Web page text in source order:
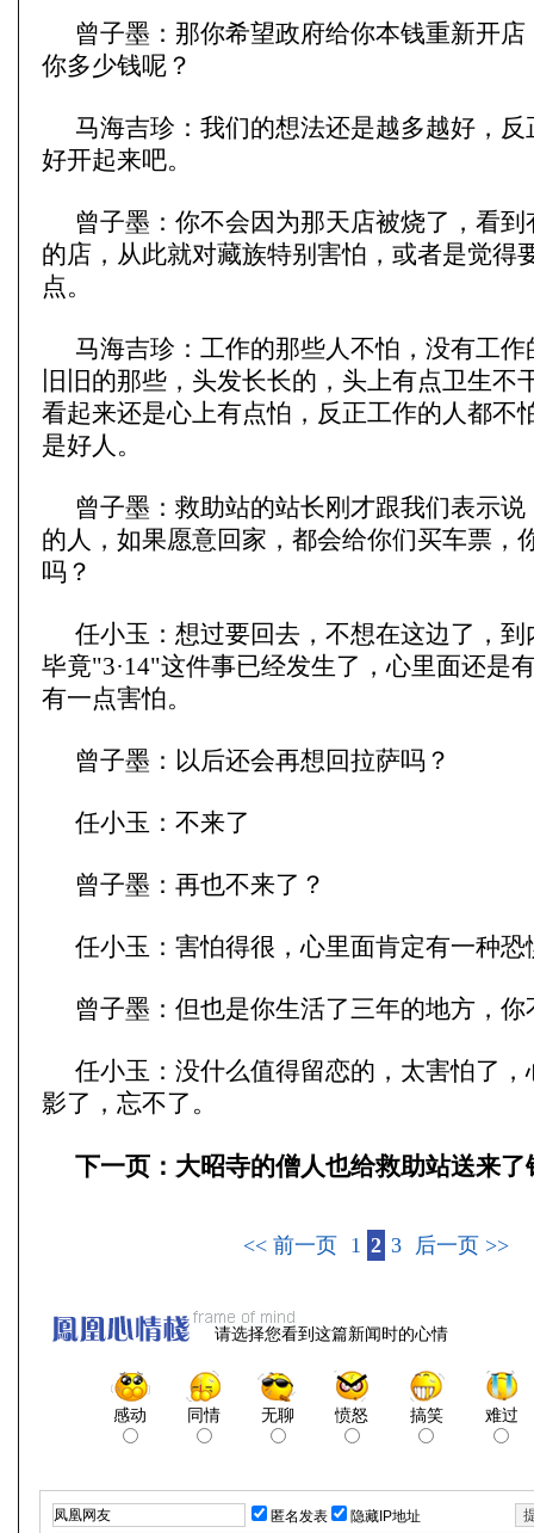
曾子墨：那你希望政府给你本钱重新开
你多少钱呢？
马海吉珍：我们的想法还是越多越好，
好开起来吧。
曾子墨：你不会因为那天店被烧了，看
的店，从此就对藏族特别害怕，或者是觉得
点。
马海吉珍：工作的那些人不怕，没有工
旧旧的那些，头发长长的，头上有点卫生不
看起来还是心上有点怕，反正工作的人都不
是好人。
曾子墨：救助站的站长刚才跟我们表示
的人，如果愿意回家，都会给你们买车票，
吗？
任小玉：想过要回去，不想在这边了，
毕竟"3·14"这件事已经发生了，心里面还是
有一点害怕。
曾子墨：以后还会再想回拉萨吗？
任小玉：不来了
曾子墨：再也不来了？
任小玉：害怕得很，心里面肯定有一种恐
曾子墨：但也是你生活了三年的地方，
任小玉：没什么值得留恋的，太害怕了
影了，忘不了。
下一页： 大昭寺的僧人也给救助站送来了
<< 前一页 1 2 3 后一页 >>
请选择您看到这篇新闻时的心情
感动 同情 无聊 愤怒 搞笑 难过
匿名发表 隐藏IP地址